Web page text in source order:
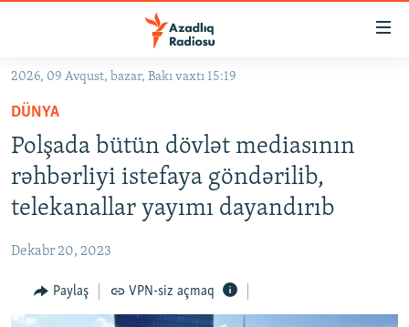
Əsas
qayıt
Əsas
naviqasiyaya
qayıt
Axtarışa
#İZAHLA
KORRUPSIOMETR
#ƏSLINDƏ
QANUNI DOĞRU
ARAŞDIRMA
2026, 09 Avqust, bazar, Bakı vaxtı 15:19
DÜNYA
Polşada bütün dövlət mediasının
rəhbərliyi istefaya göndərilib,
telekanallar yayımı dayandırıb
Dekabr 20, 2023
Paylaş VPN-siz açmaq